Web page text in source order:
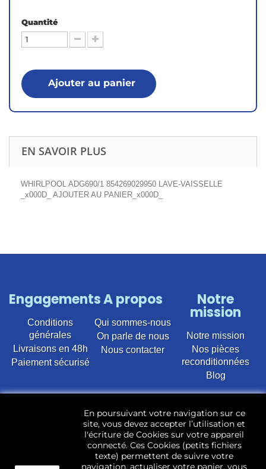
Quantité
Ajouter au panier
EN SAVOIR PLUS
WHIRLPOOL ADG690/1 854269029950 LAVE-VAISSELLE
_x000D_ AJOUTER AU PANIER_x000D_
Engagements
Conditions
générales
Livraisons en 48h
Paiement sécurisé
A propos
Qui sommes-nous
On parle de nous
Nous contacter
Notre
mission
Notre mission
Nos pièces
reconditionnées
Blog
d’occasion pour toutes marques et modèles. Plus de
22 400 références (Lave-linge, Sèche-linge, Lave-
vaisselle, Micro-ondes, Fours, Cuisinières, Plaques de
cuisson, Réfrigérateurs, Congélateurs, aspirateurs,
Télévisions, LCD, Plasma, Téléviseur.)
En poursuivant votre navigation sur ce
site, vous devez accepter l’utilisation et
l'écriture de Cookies sur votre appareil
connecté. Ces Cookies (petits fichiers
texte) permettent de suivre votre
navigation, actualiser votre panier, vous